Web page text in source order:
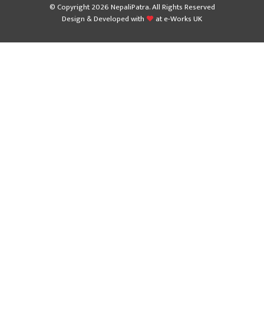
© Copyright 2026 NepaliPatra. All Rights Reserved
Design & Developed with
ate-Works UK